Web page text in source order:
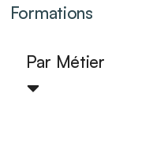
Formations
Par Métier